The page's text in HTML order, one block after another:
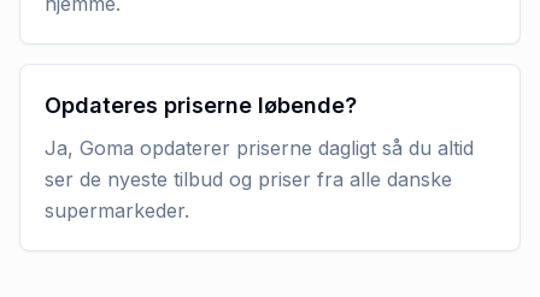
Opdateres priserne løbende?
Ja, Goma opdaterer priserne dagligt så du altid
ser de nyeste tilbud og priser fra alle danske
supermarkeder.